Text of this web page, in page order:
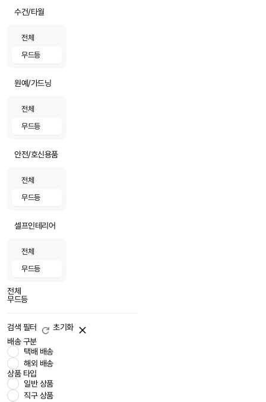
수건/타월
전체
무드등
원예/가드닝
전체
무드등
안전/호신용품
전체
무드등
셀프인테리어
전체
무드등
전체
무드등
검색 필터
초기화
배송 구분
택배 배송
해외 배송
상품 타입
일반 상품
직구 상품